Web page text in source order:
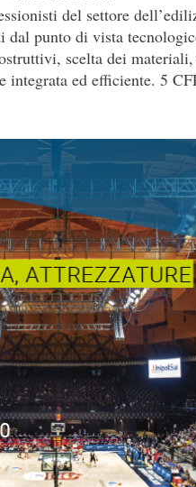
del settore
punto di vista
scelta dei
integrata ed efficiente. 5